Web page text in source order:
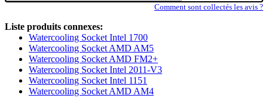
Comment sont collectés les avis ?
Liste produits connexes:
Watercooling Socket Intel 1700
Watercooling Socket AMD AM5
Watercooling Socket AMD FM2+
Watercooling Socket Intel 2011-V3
Watercooling Socket Intel 1151
Watercooling Socket AMD AM4